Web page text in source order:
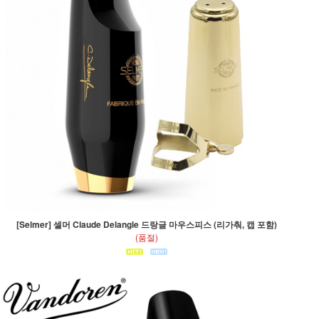
[Selmer] 셀머 Claude Delangle 드랑글 마우스피스 (리가춰, 캡 포함)
(품절)